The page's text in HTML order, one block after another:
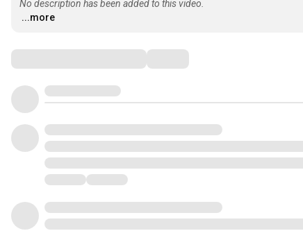
No description has been added to this video.
...more